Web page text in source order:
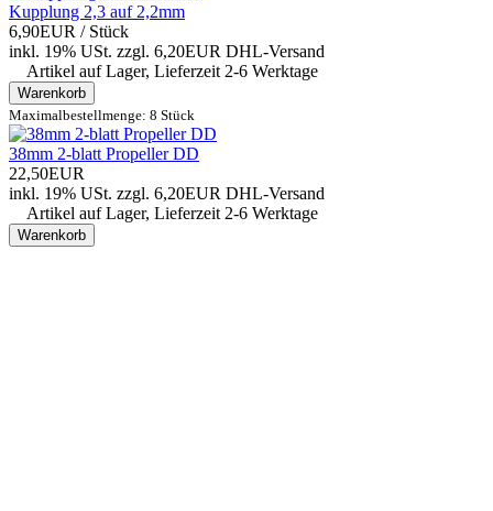
Kupplung 2,3 auf 2,2mm
6,90EUR / Stück
inkl. 19% USt. zzgl. 6,20EUR DHL-Versand
Artikel auf Lager, Lieferzeit 2-6 Werktage
Warenkorb
Maximalbestellmenge: 8 Stück
38mm 2-blatt Propeller DD
22,50EUR
inkl. 19% USt. zzgl. 6,20EUR DHL-Versand
Artikel auf Lager, Lieferzeit 2-6 Werktage
Warenkorb